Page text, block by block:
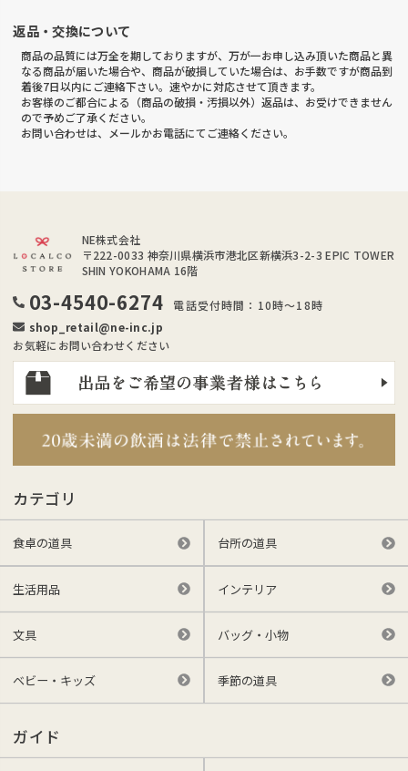
返品・交換について
商品の品質には万全を期しておりますが、万が一お申し込み頂いた商品と異
なる商品が届いた場合や、商品が破損していた場合は、お手数ですが商品到
着後7日以内にご連絡下さい。速やかに対応させて頂きます。
お客様のご都合による（商品の破損・汚損以外）返品は、お受けできません
ので予めご了承ください。
お問い合わせは、メールかお電話にてご連絡ください。
NE株式会社
〒222-0033 神奈川県横浜市港北区新横浜3-2-3 EPIC TOWER
SHIN YOKOHAMA 16階
03-4540-6274
電話受付時間：10時～18時
shop_retail@ne-inc.jp
お気軽にお問い合わせください
カテゴリ
食卓の道具 台所の道具
生活用品 インテリア
文具 バッグ・小物
ベビー・キッズ 季節の道具
ガイド